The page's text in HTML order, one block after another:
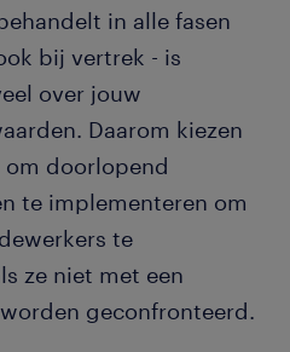
in alle fasen
bij vertrek - is
over jouw
Daarom kiezen
doorlopend
te implementeren om
te
ze niet met een
geconfronteerd.